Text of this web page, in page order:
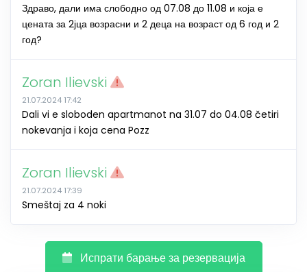
Здраво, дали има слободно од 07.08 до 11.08 и која е
цената за 2јца возрасни и 2 деца на возраст од 6 год и 2
год?
Zoran Ilievski
21.07.2024 17:42
Dali vi e sloboden apartmanot na 31.07 do 04.08 četiri
nokevanja i koja cena Pozz
Zoran Ilievski
21.07.2024 17:39
Smeštaj za 4 noki
Испрати барање за резервација